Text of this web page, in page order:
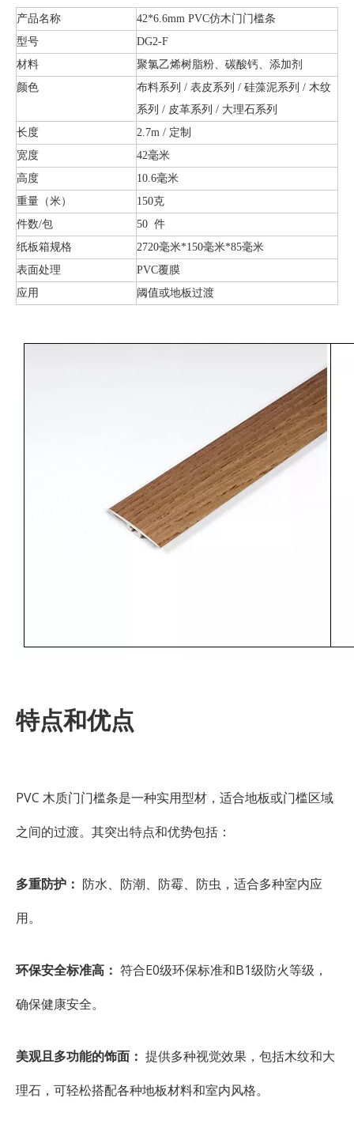
产品名称
42*6.6mm PVC仿木门门槛条
型号
DG2-F
材料
聚氯乙烯树脂粉、碳酸钙、添加剂
颜色
布料系列 / 表皮系列 / 硅藻泥系列 / 木纹
系列 / 皮革系列 / 大理石系列
长度
2.7m / 定制
宽度
42毫米
高度
10.6毫米
重量（米）
150克
件数/包
50 件
纸板箱规格
2720毫米*150毫米*85毫米
表面处理
PVC覆膜
应用
阈值或地板过渡
特点和优点
PVC 木质门门槛条是一种实用型材，适合地板或门槛区域
之间的过渡。其突出特点和优势包括：
多重防护： 防水、防潮、防霉、防虫，适合多种室内应
用。
环保安全标准高： 符合E0级环保标准和B1级防火等级，
确保健康安全。
美观且多功能的饰面： 提供多种视觉效果，包括木纹和大
理石，可轻松搭配各种地板材料和室内风格。